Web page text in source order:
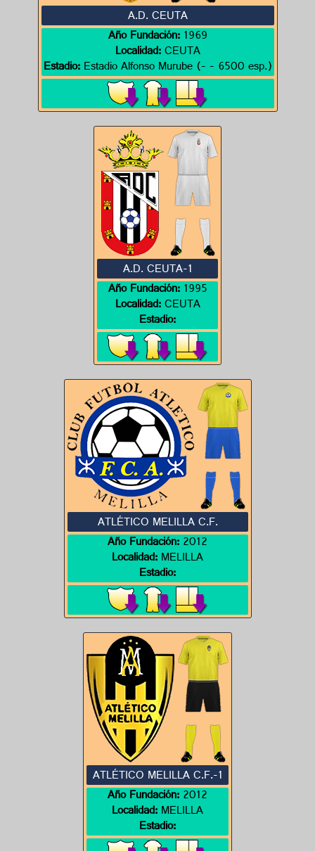
A.D. CEUTA
Año Fundación:1969
Localidad:CEUTA
Estadio:Estadio Alfonso Murube (- - 6500 esp.)
A.D. CEUTA-1
Año Fundación:1995
Localidad:CEUTA
Estadio:
ATLÉTICO MELILLA C.F.
Año Fundación:2012
Localidad:MELILLA
Estadio:
ATLÉTICO MELILLA C.F.-1
Año Fundación:2012
Localidad:MELILLA
Estadio: